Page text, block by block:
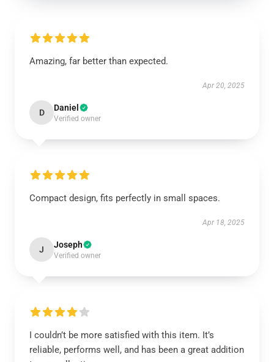
Amazing, far better than expected.
Apr 20, 2025
D Daniel
Verified owner
Compact design, fits perfectly in small spaces.
Apr 18, 2025
J Joseph
Verified owner
I couldn’t be more satisfied with this item. It’s
reliable, performs well, and has been a great addition